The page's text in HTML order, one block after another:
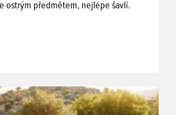
ostrým předmětem, nejlépe šavlí.